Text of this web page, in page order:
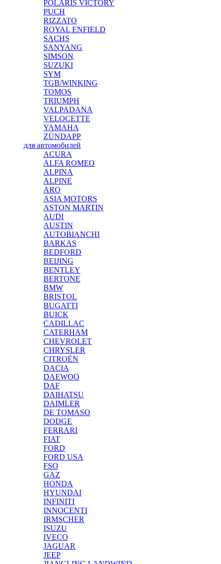
POLARIS VICTORY
PUCH
RIZZATO
ROYAL ENFIELD
SACHS
SANYANG
SIMSON
SUZUKI
SYM
TGB/WINKING
TOMOS
TRIUMPH
VALPADANA
VELOCETTE
YAMAHA
ZÜNDAPP
для автомобилей
ACURA
ALFA ROMEO
ALPINA
ALPINE
ARO
ASIA MOTORS
ASTON MARTIN
AUDI
AUSTIN
AUTOBIANCHI
BARKAS
BEDFORD
BEIJING
BENTLEY
BERTONE
BMW
BRISTOL
BUGATTI
BUICK
CADILLAC
CATERHAM
CHEVROLET
CHRYSLER
CITROËN
DACIA
DAEWOO
DAF
DAIHATSU
DAIMLER
DE TOMASO
DODGE
FERRARI
FIAT
FORD
FORD USA
FSO
GAZ
HONDA
HYUNDAI
INFINITI
INNOCENTI
IRMSCHER
ISUZU
IVECO
JAGUAR
JEEP